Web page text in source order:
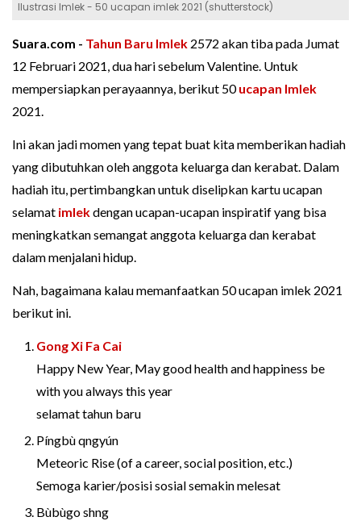
Ilustrasi Imlek - 50 ucapan imlek 2021 (shutterstock)
Suara.com - Tahun Baru Imlek 2572 akan tiba pada Jumat
12 Februari 2021, dua hari sebelum Valentine. Untuk
mempersiapkan perayaannya, berikut 50ucapan Imlek
2021.
Ini akan jadi momen yang tepat buat kita memberikan hadiah
yang dibutuhkan oleh anggota keluarga dan kerabat. Dalam
hadiah itu, pertimbangkan untuk diselipkan kartu ucapan
selamat imlekdengan ucapan-ucapan inspiratif yang bisa
meningkatkan semangat anggota keluarga dan kerabat
dalam menjalani hidup.
Nah, bagaimana kalau memanfaatkan 50 ucapan imlek 2021
berikut ini.
Gong Xi Fa Cai
Happy New Year, May good health and happiness be
with you always this year
selamat tahun baru
Píngbù qngyún
Meteoric Rise (of a career, social position, etc.)
Semoga karier/posisi sosial semakin melesat
Bùbùgo shng